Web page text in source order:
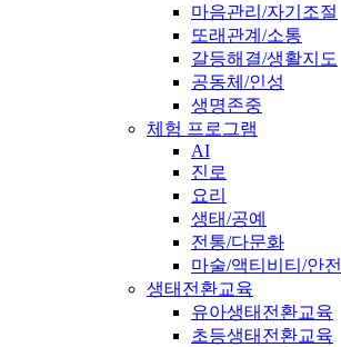
마음관리/자기조절
또래관계/소통
갈등해결/생활지도
공동체/인성
생명존중
체험 프로그램
AI
진로
요리
생태/공예
전통/다문화
마술/액티비티/안전
생태전환교육
유아생태전환교육
초등생태전환교육